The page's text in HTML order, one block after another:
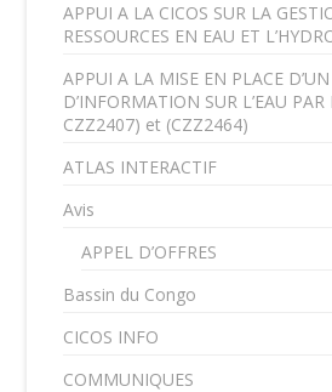
APPUI A LA CICOS SUR LA
RESSOURCES EN EAU ET
APPUI A LA MISE EN PLACE
D’INFORMATION SUR L’EAU PAR
CZZ2407) et (CZZ2464)
ATLAS INTERACTIF
Avis
APPEL D’OFFRES
Bassin du Congo
CICOS INFO
COMMUNIQUES